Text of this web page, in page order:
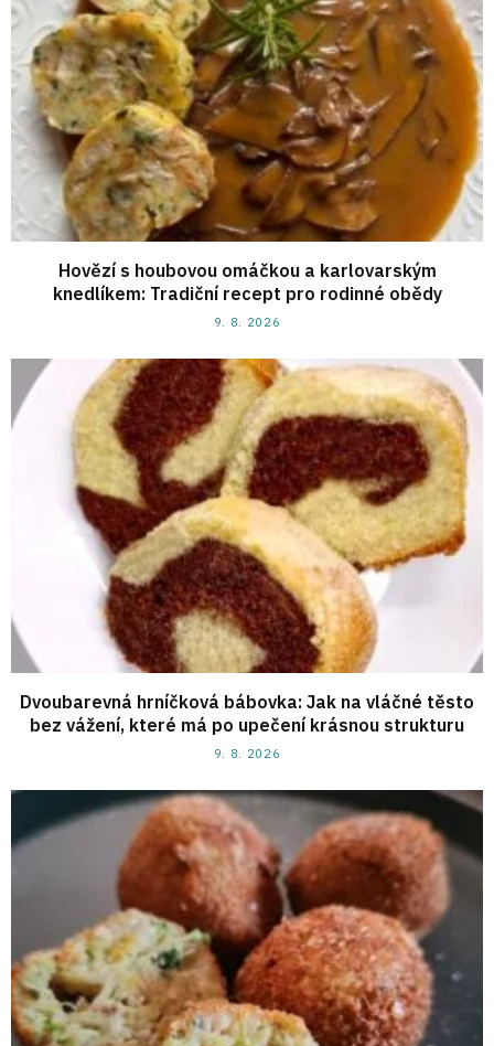
Hovězí s houbovou omáčkou a karlovarským
knedlíkem: Tradiční recept pro rodinné obědy
9. 8. 2026
Dvoubarevná hrníčková bábovka: Jak na vláčné těsto
bez vážení, které má po upečení krásnou strukturu
9. 8. 2026